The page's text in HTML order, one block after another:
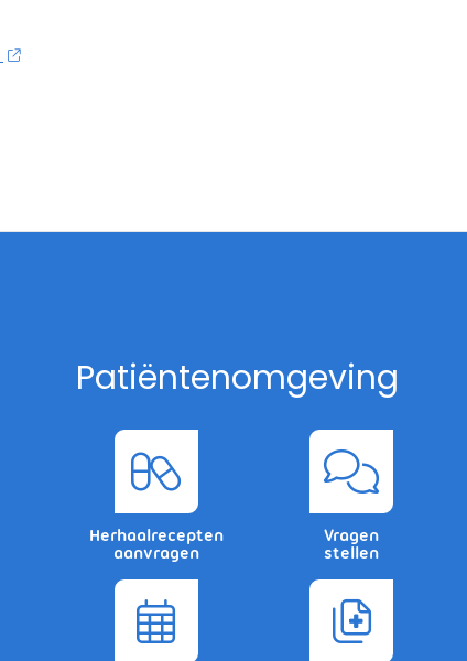
Patiëntenomgeving
Herhaalrecepten
aanvragen
Vragen
stellen